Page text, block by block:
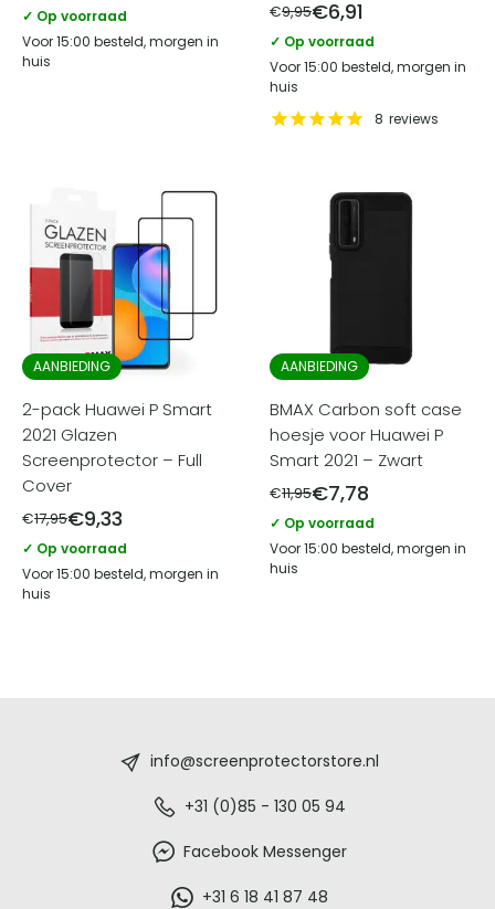
✓ Op voorraad
Voor 15:00 besteld, morgen in
huis
€9,95€6,91
✓ Op voorraad
Voor 15:00 besteld, morgen in
huis
8 reviews
AANBIEDING
2-pack Huawei P Smart
2021 Glazen
Screenprotector – Full
Cover
€17,95€9,33
✓ Op voorraad
Voor 15:00 besteld, morgen in
huis
AANBIEDING
BMAX Carbon soft case
hoesje voor Huawei P
Smart 2021 – Zwart
€11,95€7,78
✓ Op voorraad
Voor 15:00 besteld, morgen in
huis
info@screenprotectorstore.nl
+31 (0)85 - 130 05 94
Facebook Messenger
+31 6 18 41 87 48